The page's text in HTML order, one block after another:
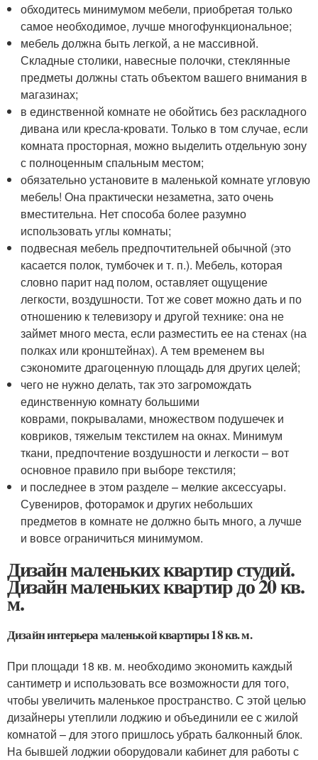
обходитесь минимумом мебели, приобретая только
самое необходимое, лучше многофункциональное;
мебель должна быть легкой, а не массивной.
Складные столики, навесные полочки, стеклянные
предметы должны стать объектом вашего внимания в
магазинах;
в единственной комнате не обойтись без раскладного
дивана или кресла-кровати. Только в том случае, если
комната просторная, можно выделить отдельную зону
с полноценным спальным местом;
обязательно установите в маленькой комнате угловую
мебель! Она практически незаметна, зато очень
вместительна. Нет способа более разумно
использовать углы комнаты;
подвесная мебель предпочтительней обычной (это
касается полок, тумбочек и т. п.). Мебель, которая
словно парит над полом, оставляет ощущение
легкости, воздушности. Тот же совет можно дать и по
отношению к телевизору и другой технике: она не
займет много места, если разместить ее на стенах (на
полках или кронштейнах). А тем временем вы
сэкономите драгоценную площадь для других целей;
чего не нужно делать, так это загромождать
единственную комнату большими
коврами, покрывалами, множеством подушечек и
ковриков, тяжелым текстилем на окнах. Минимум
ткани, предпочтение воздушности и легкости – вот
основное правило при выборе текстиля;
и последнее в этом разделе – мелкие аксессуары.
Сувениров, фоторамок и других небольших
предметов в комнате не должно быть много, а лучше
и вовсе ограничиться минимумом.
Дизайн маленьких квартир студий.
Дизайн маленьких квартир до 20 кв.
м.
Дизайн интерьера маленькой квартиры 18 кв. м.
При площади 18 кв. м. необходимо экономить каждый
сантиметр и использовать все возможности для того,
чтобы увеличить маленькое пространство. С этой целью
дизайнеры утеплили лоджию и объединили ее с жилой
комнатой – для этого пришлось убрать балконный блок.
На бывшей лоджии оборудовали кабинет для работы с